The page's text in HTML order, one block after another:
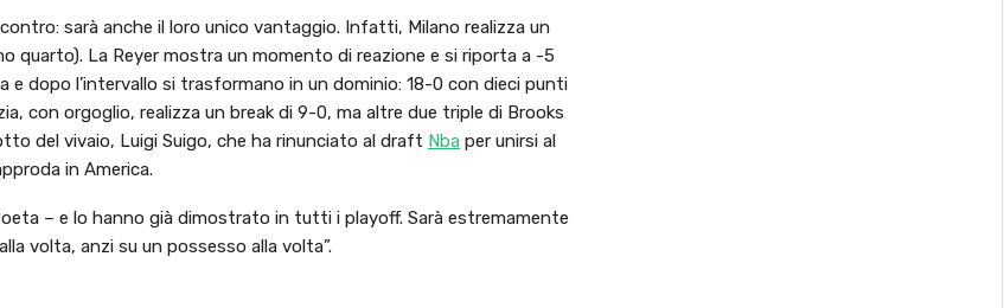
sarà anche il loro unico vantaggio. Infatti, Milano realizza un
quarto). La Reyer mostra un momento di reazione e si riporta a -5
dopo l’intervallo si trasformano in un dominio: 18-0 con dieci punti
con orgoglio, realizza un break di 9-0, ma altre due triple di Brooks
del vivaio, Luigi Suigo, che ha rinunciato al draft Nba per unirsi al
in America.
– e lo hanno già dimostrato in tutti i playoff. Sarà estremamente
volta, anzi su un possesso alla volta”.